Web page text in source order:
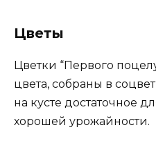
Цветы
Цветки “Первого
цвета, собраны в
на кусте достаточное
хорошей урожайности.